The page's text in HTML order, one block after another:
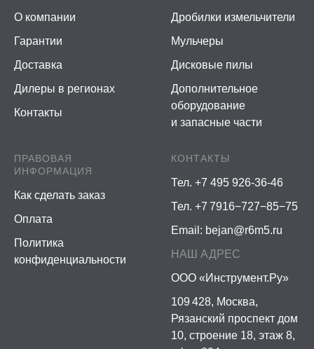
О компании
Гарантии
Доставка
Дилеры в регионах
Контакты
Дробилки измельчители
Мульчеры
Дисковые пилы
Дополнительное
оборудование
и запасные части
ПРАВОВАЯ
ИНФОРМАЦИЯ
Как сделать заказ
Оплата
Политика
конфиденциальности
КОНТАКТЫ
Тел. +7 495 926-36-46
Тел. +7 7916−727−85−75
Email: bejan@r6m5.ru
НАШ АДРЕС
ООО «Инструмент.Ру»
109 428, Москва,
Рязанский проспект дом
10, строение 18, этаж 8,